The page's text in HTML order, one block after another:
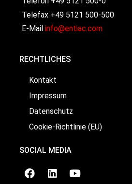
Telefax +49 5121 500-500
E-Mail info@entiac.com
RECHTLICHES
Kontakt
Impressum
Datenschutz
Cookie-Richtlinie (EU)
SOCIAL MEDIA